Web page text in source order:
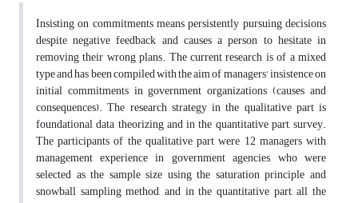
Insisting on commitments means persistently pursuing decisions
despite negative feedback and causes a person to hesitate in
removing their wrong plans. The current research is of a mixed
type and has been compiled with the aim of managers' insistence on
initial commitments in government organizations (causes and
consequences). The research strategy in the qualitative part is
foundational data theorizing and in the quantitative part, survey.
The participants of the qualitative part were 12 managers with
management experience in government agencies, who were
selected as the sample size using the saturation principle and
snowball sampling method, and in the quantitative part, all the